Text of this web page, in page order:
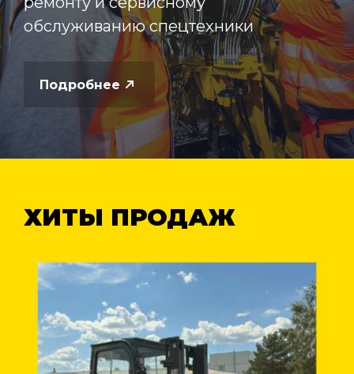
обслуживанию спецтехники
Подробнее
ХИТЫ ПРОДАЖ